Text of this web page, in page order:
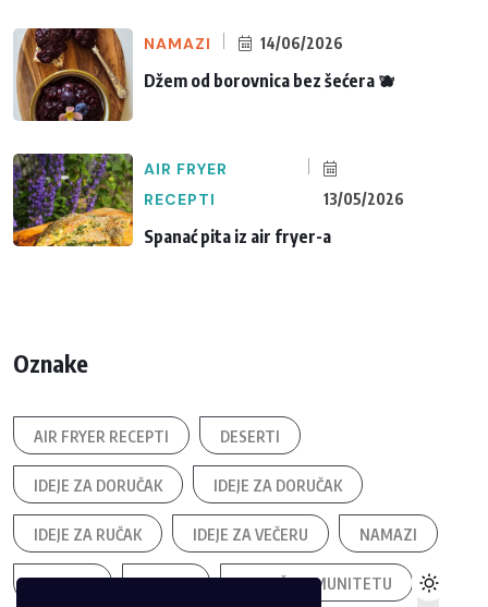
NAMAZI 14/06/2026
Džem od borovnica bez šećera 🫐
AIR FRYER
RECEPTI
13/05/2026
Spanać pita iz air fryer-a
Oznake
AIR FRYER RECEPTI DESERTI
IDEJE ZA DORUČAK IDEJE ZA DORUČAK
IDEJE ZA RUČAK IDEJE ZA VEČERU NAMAZI
NAMAZI NAPICI PODRŠKA IMUNITETU